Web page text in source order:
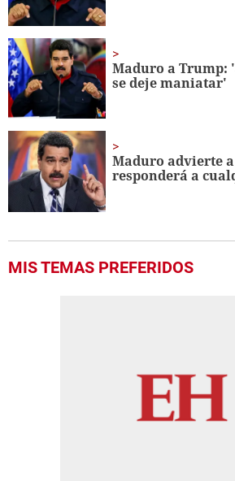
Maduro a Trump:
se deje maniatar'
Maduro advierte
responderá a
MIS TEMAS PREFERIDOS